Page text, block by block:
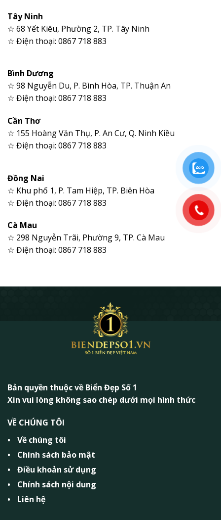
Tây Ninh
☆ 68 Yết Kiêu, Phường 2, TP. Tây Ninh
☆ Điện thoại: 0867 718 883
Bình Dương
☆ 98 Nguyễn Du, P. Bình Hòa, TP. Thuận An
☆ Điện thoại: 0867 718 883
Cần Thơ
☆ 155 Hoàng Văn Thụ, P. An Cư, Q. Ninh Kiều
☆ Điện thoại: 0867 718 883
Đồng Nai
☆ Khu phố 1, P. Tam Hiệp, TP. Biên Hòa
☆ Điện thoại: 0867 718 883
Cà Mau
☆ 298 Nguyễn Trãi, Phường 9, TP. Cà Mau
☆ Điện thoại: 0867 718 883
Bản quyền thuộc về Biển Đẹp Số 1
Xin vui lòng không sao chép dưới mọi hình thức
VỀ CHÚNG TÔI
Về chúng tôi
Chính sách bảo mật
Điều khoản sử dụng
Chính sách nội dung
Liên hệ